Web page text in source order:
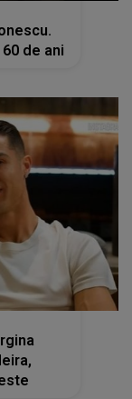
de ani